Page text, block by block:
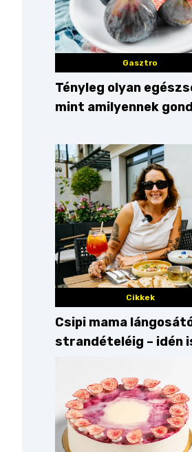
Gasztro
Tényleg olyan
mint amilyennek
Cikkek
Csipi mama
strandételéig – idén